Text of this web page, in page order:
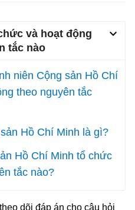
và hoạt động
tắc nào
niên Cộng sản Hồ Chí
theo nguyên tắc
Hồ Chí Minh là gì?
Hồ Chí Minh tổ chức
tắc nào?
dõi đáp án cho câu hỏi